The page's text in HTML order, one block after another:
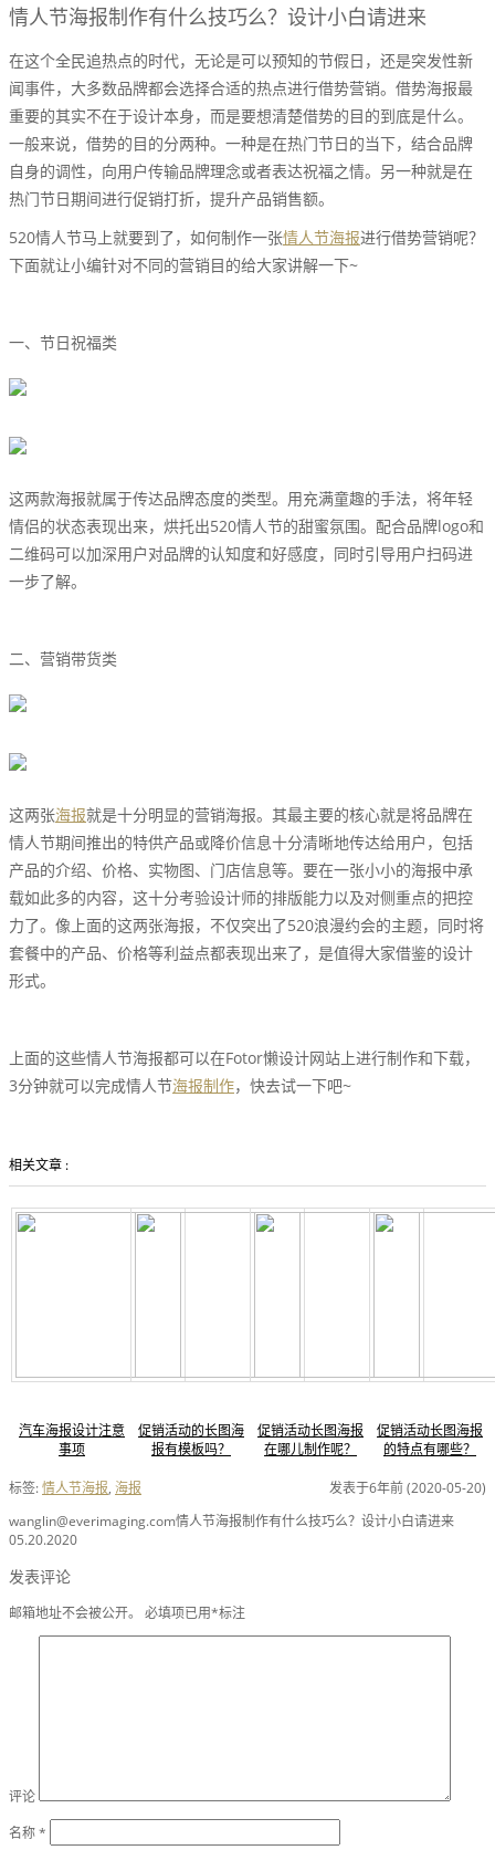
情人节海报制作有什么技巧么？设计小白请进来
在这个全民追热点的时代，无论是可以预知的节假日，还是突发性新
闻事件，大多数品牌都会选择合适的热点进行借势营销。借势海报最
重要的其实不在于设计本身，而是要想清楚借势的目的到底是什么。
一般来说，借势的目的分两种。一种是在热门节日的当下，结合品牌
自身的调性，向用户传输品牌理念或者表达祝福之情。另一种就是在
热门节日期间进行促销打折，提升产品销售额。
520情人节马上就要到了，如何制作一张情人节海报进行借势营销呢？
下面就让小编针对不同的营销目的给大家讲解一下~
一、节日祝福类
这两款海报就属于传达品牌态度的类型。用充满童趣的手法，将年轻
情侣的状态表现出来，烘托出520情人节的甜蜜氛围。配合品牌logo和
二维码可以加深用户对品牌的认知度和好感度，同时引导用户扫码进
一步了解。
二、营销带货类
这两张海报就是十分明显的营销海报。其最主要的核心就是将品牌在
情人节期间推出的特供产品或降价信息十分清晰地传达给用户，包括
产品的介绍、价格、实物图、门店信息等。要在一张小小的海报中承
载如此多的内容，这十分考验设计师的排版能力以及对侧重点的把控
力了。像上面的这两张海报，不仅突出了520浪漫约会的主题，同时将
套餐中的产品、价格等利益点都表现出来了，是值得大家借鉴的设计
形式。
上面的这些情人节海报都可以在Fotor懒设计网站上进行制作和下载，
3分钟就可以完成情人节海报制作，快去试一下吧~
相关文章 :
汽车海报设计注意
事项
促销活动的长图海
报有模板吗？
促销活动长图海报
在哪儿制作呢？
促销活动长图海报
的特点有哪些？
标签:情人节海报, 海报
发表于6年前 (2020-05-20)
wanglin@everimaging.com情人节海报制作有什么技巧么？设计小白请进来
05.20.2020
发表评论
邮箱地址不会被公开。 必填项已用*标注
评论
名称*